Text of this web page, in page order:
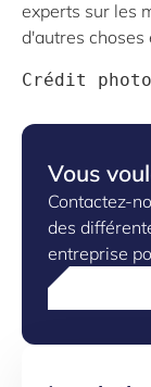
experts sur les
d'autres choses
Crédit
Vous
Contactez-
des
entreprise